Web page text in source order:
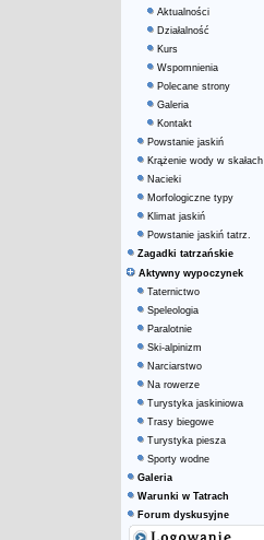
Aktualności
Działalność
Kurs
Wspomnienia
Polecane strony
Galeria
Kontakt
Powstanie jaskiń
Krążenie wody w skałach
Nacieki
Morfologiczne typy
Klimat jaskiń
Powstanie jaskiń tatrz.
Zagadki tatrzańskie
Aktywny wypoczynek
Taternictwo
Speleologia
Paralotnie
Ski-alpinizm
Narciarstwo
Na rowerze
Turystyka jaskiniowa
Trasy biegowe
Turystyka piesza
Sporty wodne
Galeria
Warunki w Tatrach
Forum dyskusyjne